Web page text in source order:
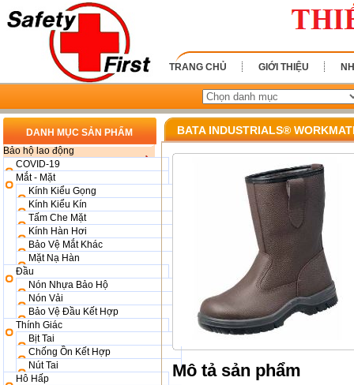
TRANG CHỦ GIỚI THIỆU
DANH MỤC SẢN PHẨM
Bảo hộ lao động
COVID-19
Mắt - Mặt
Kính Kiểu Gọng
Kính Kiểu Kín
Tấm Che Mặt
Kính Hàn Hơi
Bảo Vệ Mắt Khác
Mặt Nạ Hàn
Đầu
Nón Nhựa Bảo Hộ
Nón Vải
Bảo Vệ Đầu Kết Hợp
Thính Giác
Bịt Tai
Chống Ồn Kết Hợp
Nút Tai
Hô Hấp
BATA INDUSTRIALS®
Mô tả sản phẩm